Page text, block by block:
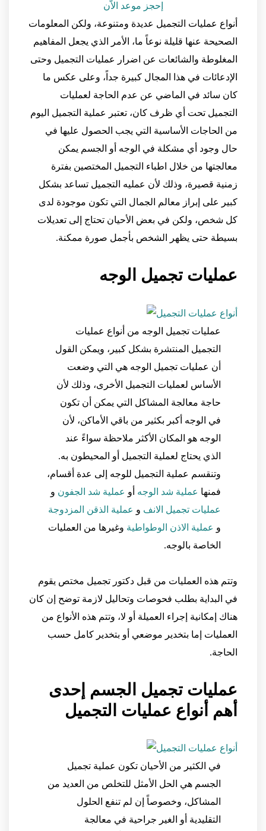
إحجز موعد الاّن
أنواع عمليات التجميل عديدة ومتنوعة، ولكن المعلومات
الصحيحة عنها قليلة نوعاً ما، الأمر الذي يجعل المفاهيم
المغلوطة والشائعات عن اضرار عمليات التجميل وحتى
الإدعائات في هذا المجال كبيرة جداً، وعلى عكس ما
كان سائد في الماضي عن عدم الحاجة لعمليات
التجميل تحت أي ظرف كان، تعتبر عملية التجميل اليوم
من الحاجات الأساسية التي يجب الحصول عليها في
حال وجود أي مشكلة في الوجه أو الجسم يمكن
معالجتها من خلال اطباء التجميل المختصين بفترة
زمنية قصيرة، وذلك لأن عمليه التجميل تساعد بشكل
كبير على إبراز معالم الجمال التي تكون موجودة لدى
كل شخص، ولكن في بعض الأحيان تحتاج إلى تعديلات
بسيطة حتى يظهر الشخص بأجمل صورة ممكنة.
عمليات تجميل الوجه
عمليات تجميل الوجه من أنواع عمليات
التجميل المنتشرة بشكل كبير، ويمكن القول
أن عمليات تجميل الوجه هي التي وضعت
الأساس لعمليات التجميل الأخرى، وذلك لأن
حاجة معالجة المشاكل التي يمكن أن تكون
في الوجه أكبر بكثير من باقي الأماكن، لأن
الوجه هو المكان الأكثر ملاحظة سواءً عند
الذي يحتاج لعملية التجميل أو المحيطون به.
وتنقسم عملية التجميل للوجه إلى عدة أقسام،
فمنها عملية شد الوجه أو عملية شد الجفون و
عمليات تجميل الانف و عملية الذقن المزدوجة
و عملية الاذن الوطواطية وغيرها من العمليات
الخاصة بالوجه.
وتتم هذه العمليات من قبل دكتور تجميل مختص يقوم
في البداية بطلب فحوصات وتحاليل لازمة توضح إن كان
هناك إمكانية إجراء العميلة أو لا، وتتم هذه الأنواع من
العمليات إما بتخدير موضعي أو بتخدير كامل حسب
الحاجة.
عمليات تجميل الجسم إحدى
أهم أنواع عمليات التجميل
في الكثير من الأحيان تكون عملية تجميل
الجسم هي الحل الأمثل للتخلص من العديد من
المشاكل، وخصوصاً إن لم تنفع الحلول
التقليدية أو الغير جراحية في معالجة